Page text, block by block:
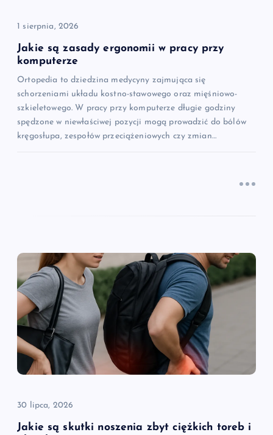
s
u
1 sierpnia, 2026
Jakie są zasady ergonomii w pracy przy
komputerze
Ortopedia to dziedzina medycyny zajmująca się
schorzeniami układu kostno-stawowego oraz mięśniowo-
szkieletowego. W pracy przy komputerze długie godziny
spędzone w niewłaściwej pozycji mogą prowadzić do bólów
kręgosłupa, zespołów przeciążeniowych czy zmian…
30 lipca, 2026
Jakie są skutki noszenia zbyt ciężkich toreb i